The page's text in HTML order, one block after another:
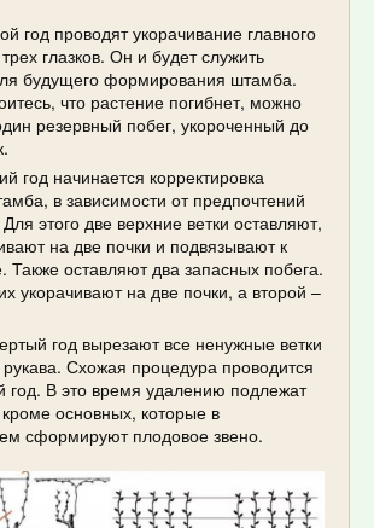
год проводят укорачивание главного
глазков. Он и будет служить
будущего формирования штамба.
что растение погибнет, можно
резервный побег, укороченный до
год начинается корректировка
в зависимости от предпочтений
этого две верхние ветки оставляют,
на две почки и подвязывают к
Также оставляют два запасных побега.
укорачивают на две почки, а второй –
год вырезают все ненужные ветки
Схожая процедура проводится
год. В это время удалению подлежат
кроме основных, которые в
сформируют плодовое звено.